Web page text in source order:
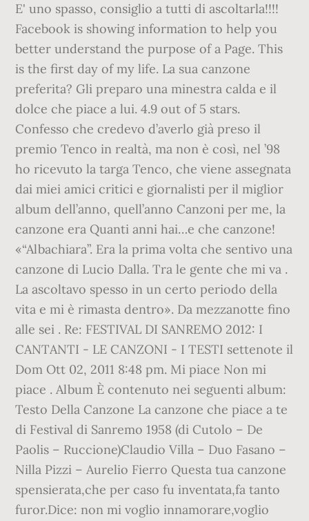
E' uno spasso, consiglio a tutti di ascoltarla!!!!
Facebook is showing information to help you
better understand the purpose of a Page. This
is the first day of my life. La sua canzone
preferita? Gli preparo una minestra calda e il
dolce che piace a lui. 4.9 out of 5 stars.
Confesso che credevo d’averlo già preso il
premio Tenco in realtà, ma non è così, nel ’98
ho ricevuto la targa Tenco, che viene assegnata
dai miei amici critici e giornalisti per il miglior
album dell’anno, quell’anno Canzoni per me, la
canzone era Quanti anni hai…e che canzone!
«“Albachiara”. Era la prima volta che sentivo una
canzone di Lucio Dalla. Tra le gente che mi va .
La ascoltavo spesso in un certo periodo della
vita e mi è rimasta dentro». Da mezzanotte fino
alle sei . Re: FESTIVAL DI SANREMO 2012: I
CANTANTI - LE CANZONI - I TESTI settenote il
Dom Ott 02, 2011 8:48 pm. Mi piace Non mi
piace . Album È contenuto nei seguenti album:
Testo Della Canzone La canzone che piace a te
di Festival di Sanremo 1958 (di Cutolo – De
Paolis – Ruccione)Claudio Villa – Duo Fasano –
Nilla Pizzi – Aurelio Fierro Questa tua canzone
spensierata,che per caso fu inventata,fa tanto
furor.Dice: non mi voglio innamorare,voglio